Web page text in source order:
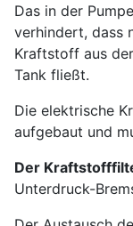
Das in der
verhindert, dass
Kraftstoff aus
Tank fließt.
Die elektrische
aufgebaut und
Der
Unterdruck-